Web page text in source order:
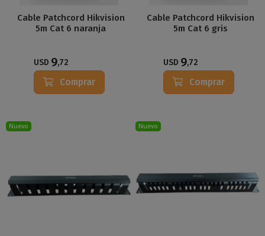
Cable Patchcord Hikvision
5m Cat 6 naranja
USD 9,72
Comprar
Cable Patchcord Hikvision
5m Cat 6 gris
USD 9,72
Comprar
Nuevo Nuevo